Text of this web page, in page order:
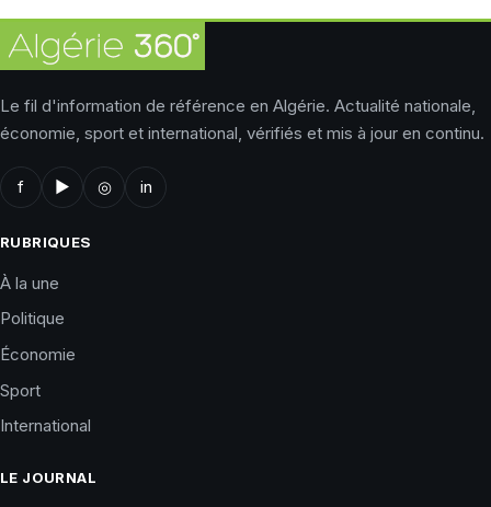
Le fil d'information de référence en Algérie. Actualité nationale,
économie, sport et international, vérifiés et mis à jour en continu.
f ▶ ◎ in
RUBRIQUES
À la une
Politique
Économie
Sport
International
LE JOURNAL